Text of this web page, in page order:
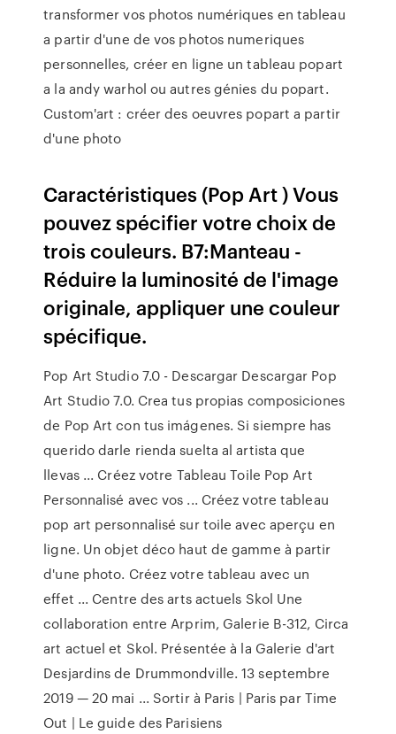
transformer vos photos numériques en tableau
a partir d'une de vos photos numeriques
personnelles, créer en ligne un tableau popart
a la andy warhol ou autres génies du popart.
Custom'art : créer des oeuvres popart a partir
d'une photo
Caractéristiques (Pop Art ) Vous
pouvez spécifier votre choix de
trois couleurs. B7:Manteau -
Réduire la luminosité de l'image
originale, appliquer une couleur
spécifique.
Pop Art Studio 7.0 - Descargar Descargar Pop
Art Studio 7.0. Crea tus propias composiciones
de Pop Art con tus imágenes. Si siempre has
querido darle rienda suelta al artista que
llevas ... Créez votre Tableau Toile Pop Art
Personnalisé avec vos ... Créez votre tableau
pop art personnalisé sur toile avec aperçu en
ligne. Un objet déco haut de gamme à partir
d'une photo. Créez votre tableau avec un
effet ... Centre des arts actuels Skol Une
collaboration entre Arprim, Galerie B-312, Circa
art actuel et Skol. Présentée à la Galerie d'art
Desjardins de Drummondville. 13 septembre
2019 — 20 mai ... Sortir à Paris | Paris par Time
Out | Le guide des Parisiens